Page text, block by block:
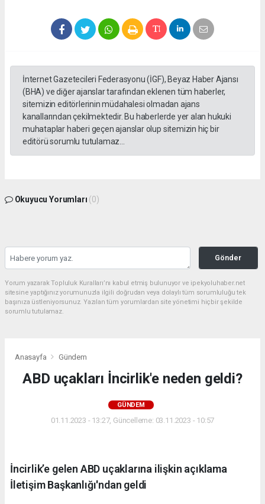
İnternet Gazetecileri Federasyonu (İGF), Beyaz Haber Ajansı
(BHA) ve diğer ajanslar tarafından eklenen tüm haberler,
sitemizin editörlerinin müdahalesi olmadan ajans
kanallarından çekilmektedir. Bu haberlerde yer alan hukuki
muhataplar haberi geçen ajanslar olup sitemizin hiç bir
editörü sorumlu tutulamaz...
Okuyucu Yorumları (0)
Gönder
Yorum yazarak Topluluk Kuralları’nı kabul etmiş bulunuyor ve ipekyoluhaber.net
sitesine yaptığınız yorumunuzla ilgili doğrudan veya dolaylı tüm sorumluluğu tek
başınıza üstleniyorsunuz. Yazılan tüm yorumlardan site yönetimi hiçbir şekilde
sorumlu tutulamaz.
Anasayfa Gündem
ABD uçakları İncirlik'e neden geldi?
GÜNDEM
01.11.2023 - 13:27, Güncelleme: 03.11.2023 - 10:57
İncirlik’e gelen ABD uçaklarına ilişkin açıklama
İletişim Başkanlığı'ndan geldi